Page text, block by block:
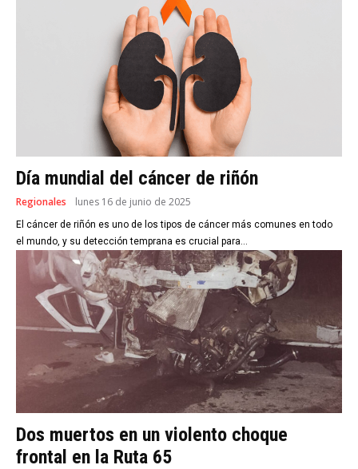
Día mundial del cáncer de riñón
Regionales lunes 16 de junio de 2025
El cáncer de riñón es uno de los tipos de cáncer más comunes en todo
el mundo, y su detección temprana es crucial para...
Dos muertos en un violento choque
frontal en la Ruta 65